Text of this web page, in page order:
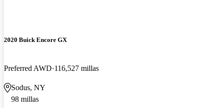
2020 Buick Encore GX
Preferred AWD 116,527 millas
Sodus, NY
98 millas